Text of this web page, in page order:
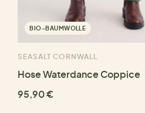
BIO-BAUMWOLLE
SEASALT CORNWALL
Hose Waterdance Coppice
95,90 €